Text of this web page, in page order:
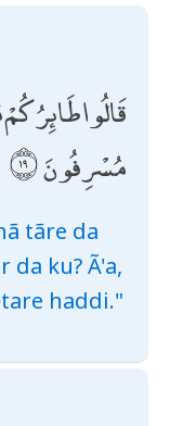
قَالُوا
مُسْرِفُونَ
tãre da
da ku? Ã'a,
haddi."